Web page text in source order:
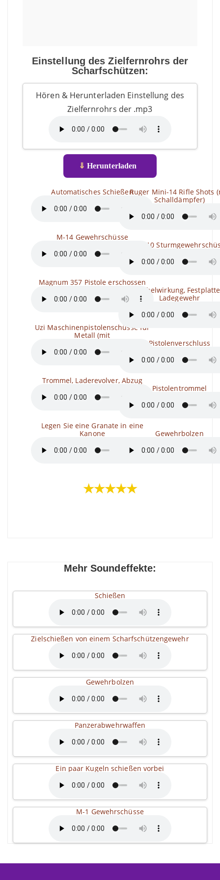
Einstellung des Zielfernrohrs der
Scharfschützen:
Hören & Herunterladen Einstellung des
Zielfernrohrs der .mp3
⇓ Herunterladen
Automatisches Schießen
M-14 Gewehrschüsse
Magnum 357 Pistole erschossen
Uzi Maschinenpistolenschüsse für
Metall (mit
Trommel, Laderevolver, Abzug
Legen Sie eine Granate in eine
Kanone
Ruger Mini-14 Rifle Shots
Schalldämpfer)
Mac 10
Hebelwirkung,
Ladegewehr
Pistolenverschluss
Pistolentrommel
Gewehrbolzen
★★★★★
Mehr Soundeffekte:
Schießen
Zielschießen von einem Scharfschützengewehr
Gewehrbolzen
Panzerabwehrwaffen
Ein paar Kugeln schießen vorbei
M-1 Gewehrschüsse